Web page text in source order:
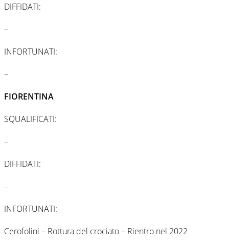
DIFFIDATI:
–
INFORTUNATI:
–
FIORENTINA
SQUALIFICATI:
–
DIFFIDATI:
–
INFORTUNATI:
Cerofolini – Rottura del crociato – Rientro nel 2022